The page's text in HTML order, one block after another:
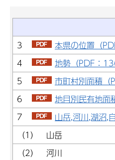
3
本県の位置（
4
地勢（PDF：
5
市町村別面積（
6
地目別民有地面
7
山岳,河川,湖沼,
（1） 山岳
（2） 河川